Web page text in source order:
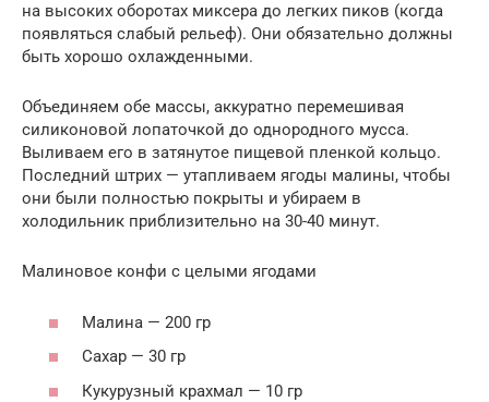
на высоких оборотах миксера до легких пиков (когда
появляться слабый рельеф). Они обязательно должны
быть хорошо охлажденными.
Объединяем обе массы, аккуратно перемешивая
силиконовой лопаточкой до однородного мусса.
Выливаем его в затянутое пищевой пленкой кольцо.
Последний штрих — утапливаем ягоды малины, чтобы
они были полностью покрыты и убираем в
холодильник приблизительно на 30-40 минут.
Малиновое конфи с целыми ягодами
Малина — 200 гр
Caxap — 30 гр
Кукурузный крахмал — 10 гр